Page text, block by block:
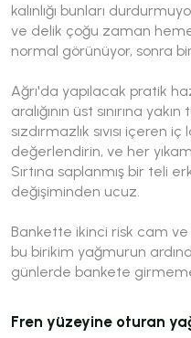
kalınlığı bunları
ve delik çoğu zaman
normal görünüyor, sonra
Ağrı'da yapılacak pratik
aralığının üst sınırına
sızdırmazlık sıvısı
değerlendirin, ve her
Sırtına saplanmış bir teli
değişiminden ucuz.
Bankette ikinci risk cam ve
bu birikim yağmurun
günlerde bankete
Fren yüzeyine oturan